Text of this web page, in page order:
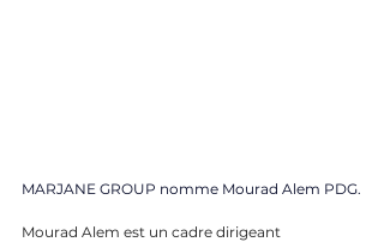
MARJANE GROUP nomme Mourad Alem PDG.
Mourad Alem est un cadre dirigeant